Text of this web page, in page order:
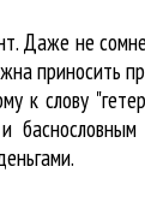
Даже не
приносить
к слову